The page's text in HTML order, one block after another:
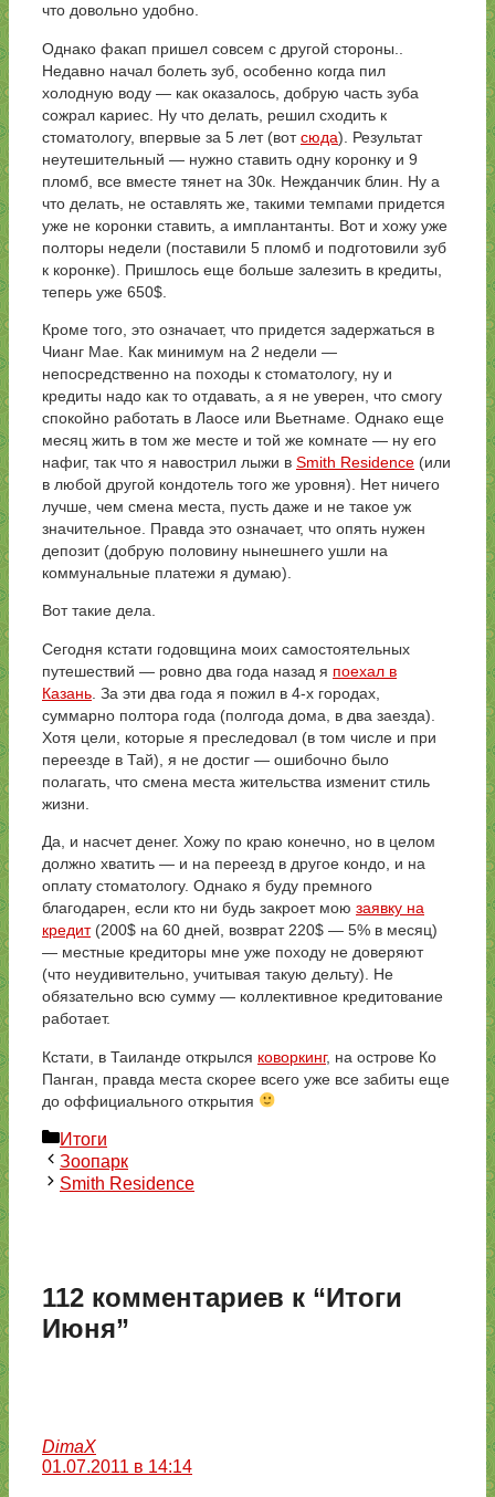
что довольно удобно.
Однако факап пришел совсем с другой стороны..
Недавно начал болеть зуб, особенно когда пил
холодную воду — как оказалось, добрую часть зуба
сожрал кариес. Ну что делать, решил сходить к
стоматологу, впервые за 5 лет (вотсюда). Результат
неутешительный — нужно ставить одну коронку и 9
пломб, все вместе тянет на 30к. Нежданчик блин. Ну а
что делать, не оставлять же, такими темпами придется
уже не коронки ставить, а имплантанты. Вот и хожу уже
полторы недели (поставили 5 пломб и подготовили зуб
к коронке). Пришлось еще больше залезить в кредиты,
теперь уже 650$.
Кроме того, это означает, что придется задержаться в
Чианг Мае. Как минимум на 2 недели —
непосредственно на походы к стоматологу, ну и
кредиты надо как то отдавать, а я не уверен, что смогу
спокойно работать в Лаосе или Вьетнаме. Однако еще
месяц жить в том же месте и той же комнате — ну его
нафиг, так что я навострил лыжи в Smith Residence (или
в любой другой кондотель того же уровня). Нет ничего
лучше, чем смена места, пусть даже и не такое уж
значительное. Правда это означает, что опять нужен
депозит (добрую половину нынешнего ушли на
коммунальные платежи я думаю).
Вот такие дела.
Сегодня кстати годовщина моих самостоятельных
путешествий — ровно два года назад я поехал в
Казань . За эти два года я пожил в 4-х городах,
суммарно полтора года (полгода дома, в два заезда).
Хотя цели, которые я преследовал (в том числе и при
переезде в Тай), я не достиг — ошибочно было
полагать, что смена места жительства изменит стиль
жизни.
Да, и насчет денег. Хожу по краю конечно, но в целом
должно хватить — и на переезд в другое кондо, и на
оплату стоматологу. Однако я буду премного
благодарен, если кто ни будь закроет мою заявку на
кредит(200$ на 60 дней, возврат 220$ — 5% в месяц)
— местные кредиторы мне уже походу не доверяют
(что неудивительно, учитывая такую дельту). Не
обязательно всю сумму — коллективное кредитование
работает.
Кстати, в Таиланде открылся коворкинг, на острове Ко
Панган, правда места скорее всего уже все забиты еще
до оффициального открытия
Рубрики
Итоги
Зоопарк
Smith Residence
112 комментариев к “Итоги
Июня”
DimaX
01.07.2011 в 14:14